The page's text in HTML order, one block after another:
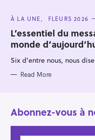
C
T
E
G
O
R
I
S
À LA UNE FLEURS 2026
L’essentiel du
monde
Six d'entre nous, nous
Read More
Abonnez-vous à